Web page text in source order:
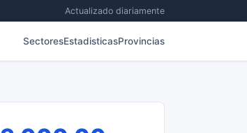
Actualizado diariamente
SectoresEstadisticasProvincias